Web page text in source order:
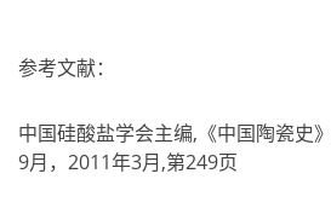
参考文献：
中国硅酸盐学会主编,《中国陶瓷史
9月，2011年3月,第249页